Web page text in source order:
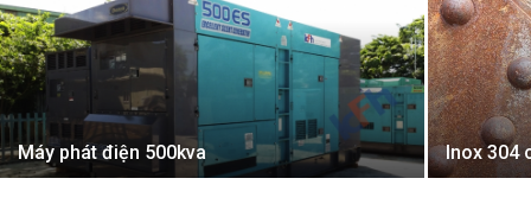
Máy phát điện 500kva Inox 304